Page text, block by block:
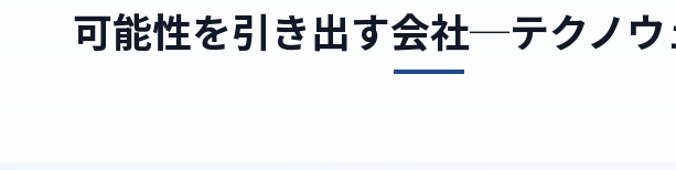
可能性を引き出す会社─テクノ